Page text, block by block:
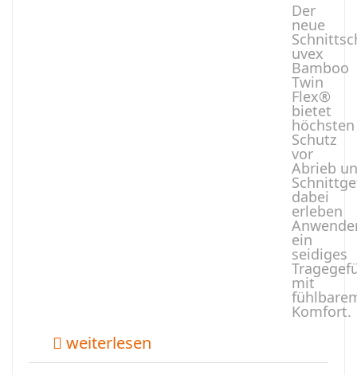
Der
neue
uvex
Bamboo
Twin
Flex®
bietet
höchsten
Schutz
vor
Abrieb
dabei
erleben
ein
seidiges
mit
Komfort.
weiterlesen